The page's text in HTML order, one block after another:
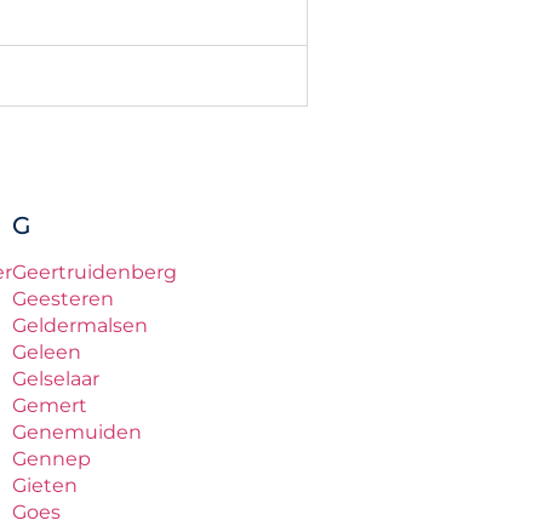
G
Geertruidenberg
Geesteren
Geldermalsen
Geleen
Gelselaar
Gemert
Genemuiden
Gennep
Gieten
Goes